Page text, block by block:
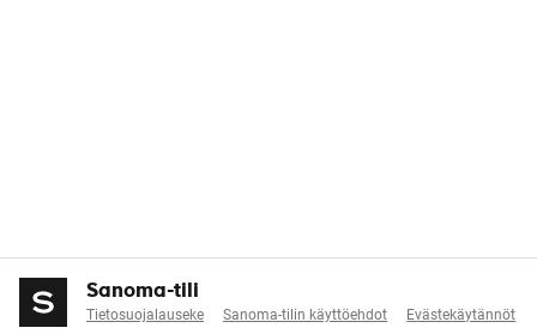
Sanoma-tili
Tietosuojalauseke Sanoma-tilin käyttöehdot Evästekäytännöt